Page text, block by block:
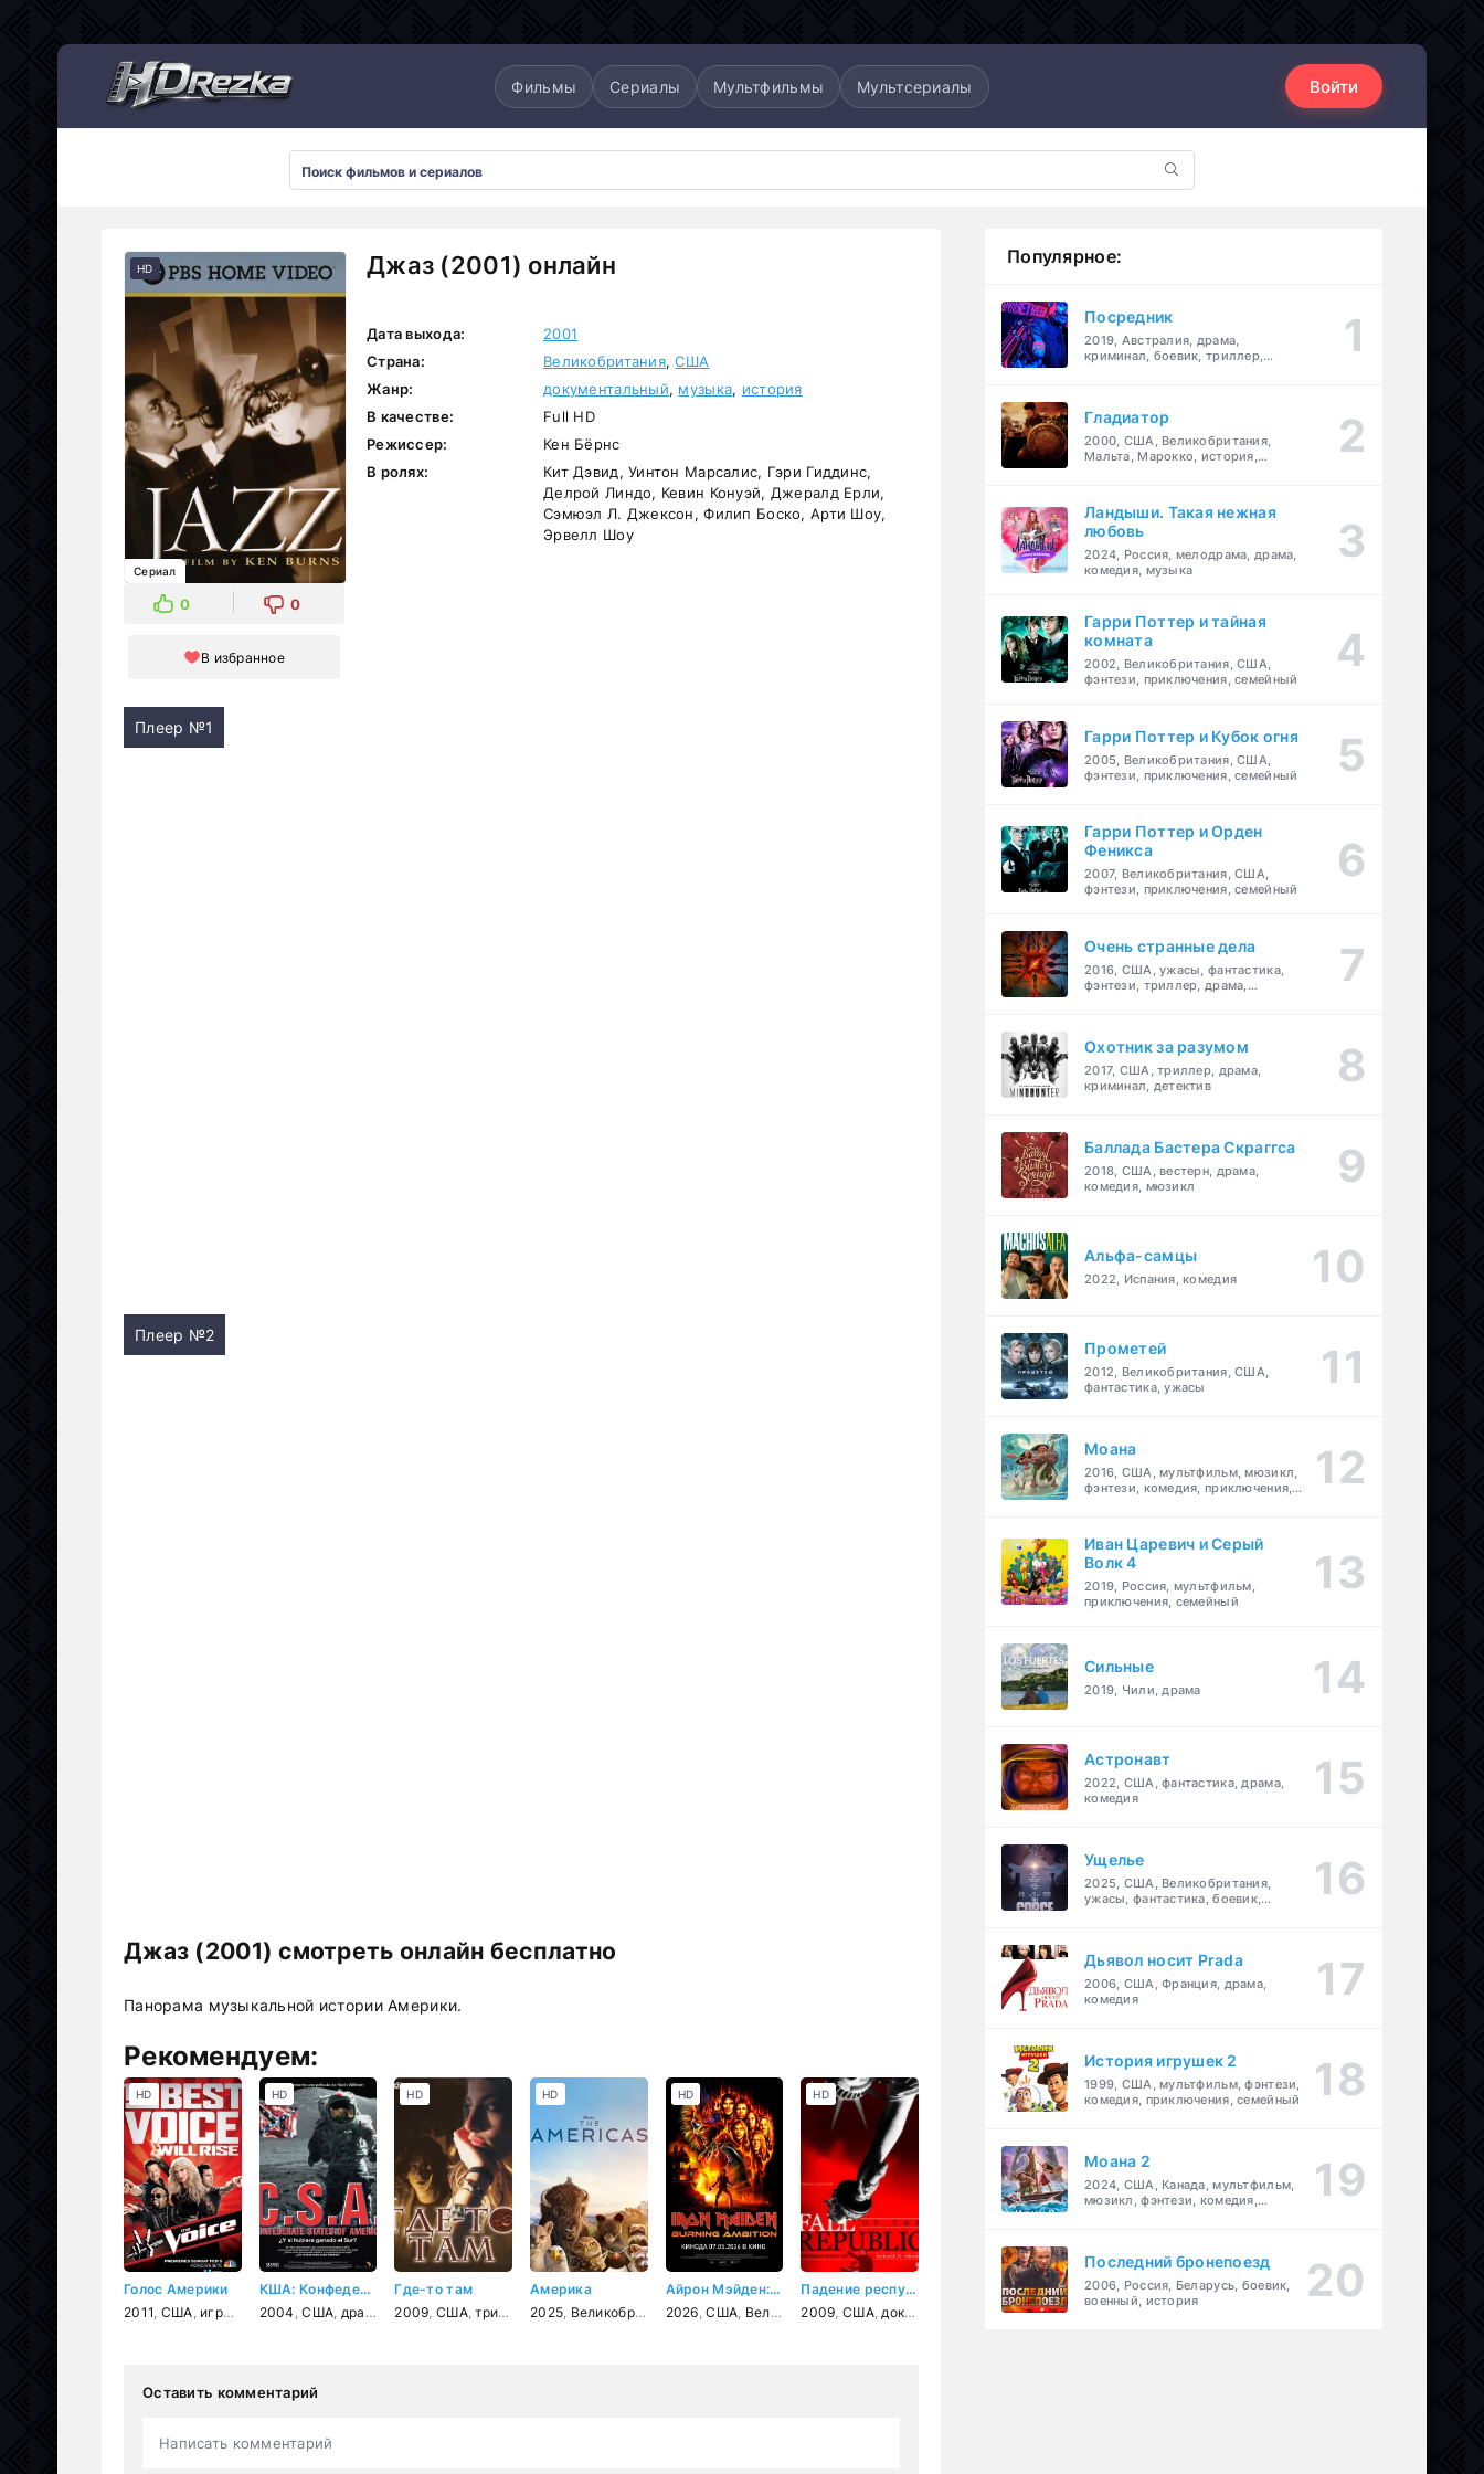
Фильмы Сериалы Мультфильмы Мультсериалы Войти
Джаз (2001) онлайн
HD
Сериал
0 0
В избранное
Дата выхода:
2001
Страна:
Великобритания,США
Жанр:
документальный, музыка, история
В качестве:
Full HD
Режиссер:
Кен Бёрнс
В ролях:
Кит Дэвид, Уинтон Марсалис, Гэри Гиддинс,
Делрой Линдо, Кевин Конуэй, Джералд Ерли,
Сэмюэл Л. Джексон, Филип Боско, Арти Шоу,
Эрвелл Шоу
Плеер №1
Плеер №2
Джаз (2001) смотреть онлайн бесплатно
Панорама музыкальной истории Америки.
Рекомендуем:
Голос Америки
2011 США игра , реальное ТВ,музыка
HD
КША: Конфедеративные штаты Америки
2004 ,США драма комедия,военный
HD
Где-то там
2009 США,триллер ,драма,криминал детектив
HD
Америка
2025 Великобритания ,документальный
HD
Айрон Мэйден: Пылающее стремление
2026 ,США Великобритания ,документальный биография,музыка
HD
Падение республики
2009 США, документальный
HD
Оставить комментарий
Написать комментарий
Популярное:
Посредник
2019, Австралия, драма,
криминал, боевик, триллер,
Гладиатор
2000, США, Великобритания,
Мальта, Марокко, история,
Ландыши. Такая нежная
любовь
2024, Россия, мелодрама, драма,
комедия, музыка
Гарри Поттер и тайная
комната
2002, Великобритания, США,
фэнтези, приключения, семейный
Гарри Поттер и Кубок огня
2005, Великобритания, США,
фэнтези, приключения, семейный
Гарри Поттер и Орден
Феникса
2007, Великобритания, США,
фэнтези, приключения, семейный
Очень странные дела
2016, США, ужасы, фантастика,
фэнтези, триллер, драма,
Охотник за разумом
2017, США, триллер, драма,
криминал, детектив
Баллада Бастера Скраггса
2018, США, вестерн, драма,
комедия, мюзикл
Альфа-самцы
2022, Испания, комедия
Прометей
2012, Великобритания, США,
фантастика, ужасы
Моана
2016, США, мультфильм, мюзикл,
фэнтези, комедия, приключения,
Иван Царевич и Серый
Волк 4
2019, Россия, мультфильм,
приключения, семейный
Сильные
2019, Чили, драма
Астронавт
2022, США, фантастика, драма,
комедия
Ущелье
2025, США, Великобритания,
ужасы, фантастика, боевик,
Дьявол носит Prada
2006, США, Франция, драма,
комедия
История игрушек 2
1999, США, мультфильм, фэнтези,
комедия, приключения, семейный
Моана 2
2024, США, Канада, мультфильм,
мюзикл, фэнтези, комедия,
Последний бронепоезд
2006, Россия, Беларусь, боевик,
военный, история
Мультсериалы